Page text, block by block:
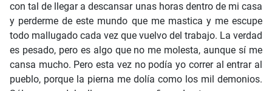
con tal de llegar a descansar unas horas dentro de mi casa
y perderme de este mundo que me mastica y me escupe
todo mallugado cada vez que vuelvo del trabajo. La verdad
es pesado, pero es algo que no me molesta, aunque sí me
cansa mucho. Pero esta vez no podía yo correr al entrar al
pueblo, porque la pierna me dolía como los mil demonios.